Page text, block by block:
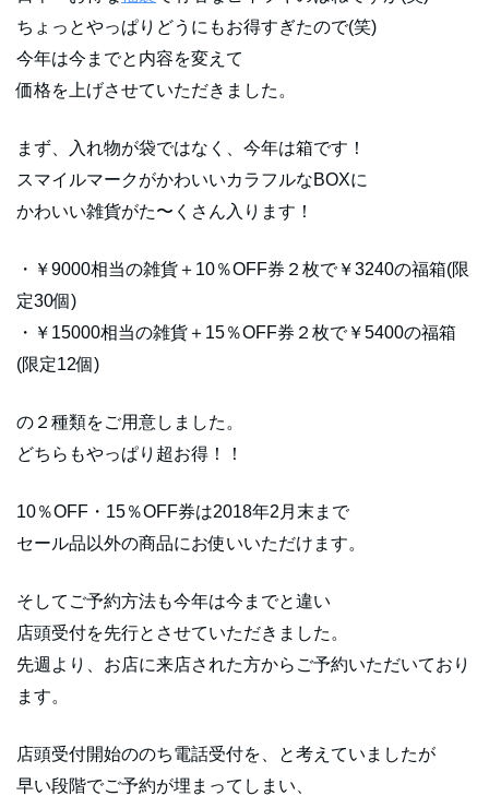
ちょっとやっぱりどうにもお得すぎたので(笑)
今年は今までと内容を変えて
価格を上げさせていただきました。
まず、入れ物が袋ではなく、今年は箱です！
スマイルマークがかわいいカラフルなBOXに
かわいい雑貨がた〜くさん入ります！
・￥9000相当の雑貨＋10％OFF券２枚で￥3240の福箱(限
定30個)
・￥15000相当の雑貨＋15％OFF券２枚で￥5400の福箱
(限定12個)
の２種類をご用意しました。
どちらもやっぱり超お得！！
10％OFF・15％OFF券は2018年2月末まで
セール品以外の商品にお使いいただけます。
そしてご予約方法も今年は今までと違い
店頭受付を先行とさせていただきました。
先週より、お店に来店された方からご予約いただいており
ます。
店頭受付開始ののち電話受付を、と考えていましたが
早い段階でご予約が埋まってしまい、